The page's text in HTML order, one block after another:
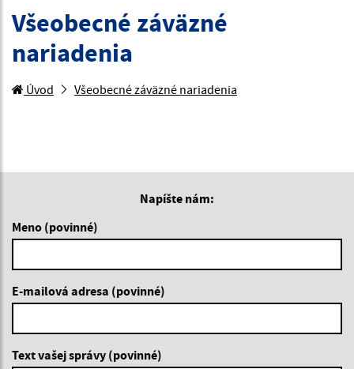
Všeobecné záväzné
nariadenia
Úvod Všeobecné záväzné nariadenia
Napíšte nám:
Meno (povinné)
E-mailová adresa (povinné)
Text vašej správy (povinné)